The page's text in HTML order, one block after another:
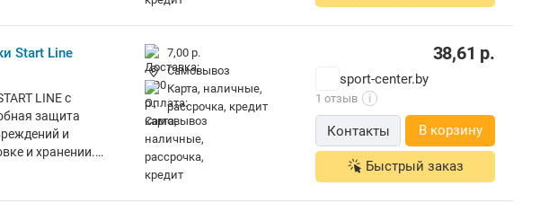
к
Внутренний
внутри
и
Start Line
LINE с
защита
и
и хранении.
LINE выполнен
7,00 р.
Самовывоз
карта, наличные,
рассрочка, кредит
38,61 р.
sport-center.by
1 отзыв i
Контакты В корзину
Быстрый заказ